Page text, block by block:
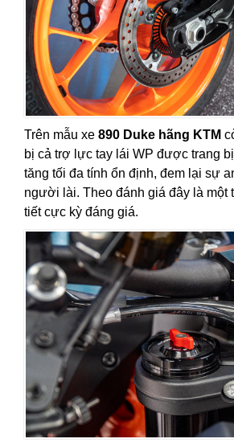
Trên mẫu xe 890 Duke hãng KTM
bị cả trợ lực tay lái WP được trang
tăng tối đa tính ổn định, đem lại sự
người lài. Theo đánh giá đây là một
tiết cực kỳ đáng giá.